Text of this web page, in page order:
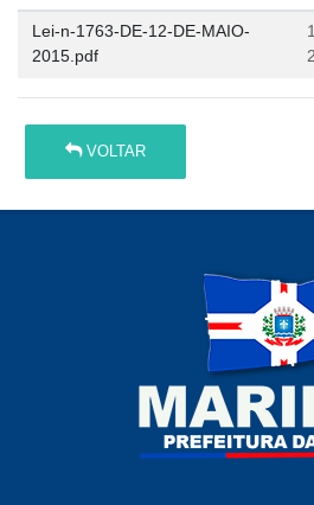
Lei-n-1763-DE-12-DE-MAIO-
2015.pdf
VOLTAR